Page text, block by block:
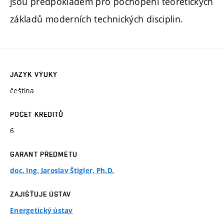
základů moderních technických disciplin.
JAZYK VÝUKY
čeština
POČET KREDITŮ
6
GARANT PŘEDMĚTU
doc. Ing. Jaroslav Štigler, Ph.D.
ZAJIŠŤUJE ÚSTAV
Energetický ústav